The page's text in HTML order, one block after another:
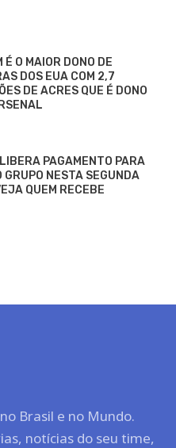
É O MAIOR DONO DE
DOS EUA COM 2,7
DE ACRES QUE É DONO
LIBERA PAGAMENTO PARA
GRUPO NESTA SEGUNDA
QUEM RECEBE
Brasil e no Mundo.
notícias do seu time,